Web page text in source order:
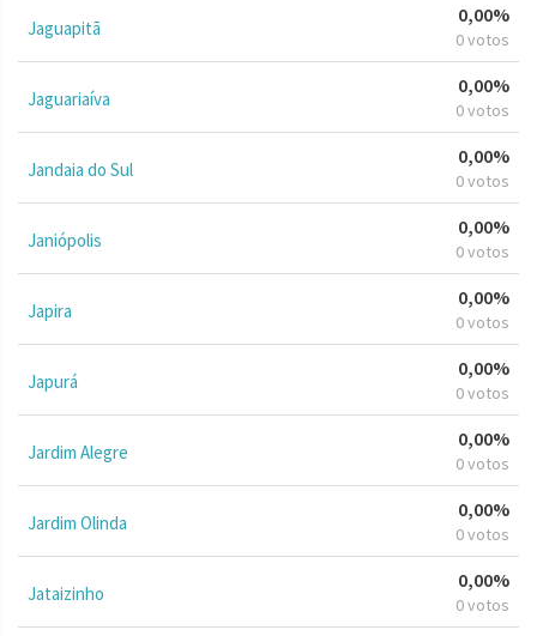
Jaguapitã
0,00%
0 votos
Jaguariaíva
0,00%
0 votos
Jandaia do Sul
0,00%
0 votos
Janiópolis
0,00%
0 votos
Japira
0,00%
0 votos
Japurá
0,00%
0 votos
Jardim Alegre
0,00%
0 votos
Jardim Olinda
0,00%
0 votos
Jataizinho
0,00%
0 votos